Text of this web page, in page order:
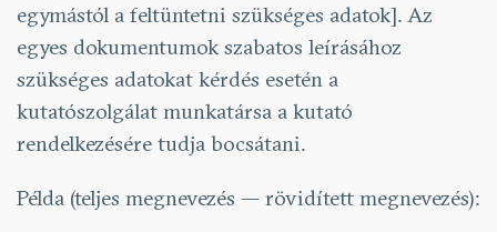
egymástól a feltüntetni szükséges adatok]. Az
egyes dokumentumok szabatos leírásához
szükséges adatokat kérdés esetén a
kutatószolgálat munkatársa a kutató
rendelkezésére tudja bocsátani.
Példa (teljes megnevezés — rövidített megnevezés):